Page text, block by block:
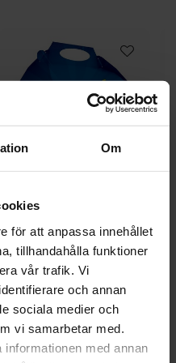
Om
för att anpassa innehållet
tillhandahålla funktioner
vår trafik. Vi
och annan
sociala medier och
vi samarbetar med.
med annan
: 15,00 kr
15,00 kr
KÖP
även